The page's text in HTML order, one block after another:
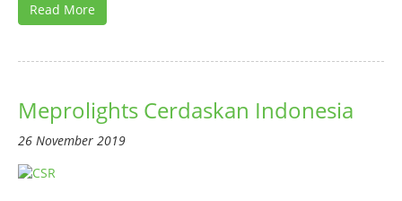
Read More
Meprolights Cerdaskan Indonesia
26 November 2019